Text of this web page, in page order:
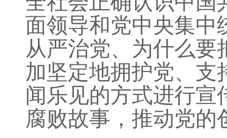
面领导和党中央集中
从严治党、为什么
加坚定地拥护党、支
闻乐见的方式进行宣
腐败故事，推动党的